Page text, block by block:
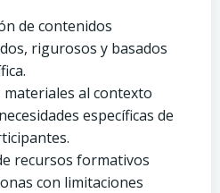
de contenidos
rigurosos y basados
materiales al contexto
específicas de
recursos formativos
con limitaciones